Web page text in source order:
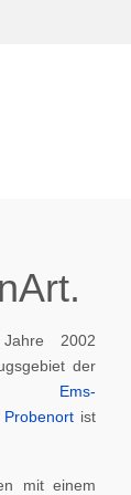
2002
der
Ems-
Probenortist
mit einem